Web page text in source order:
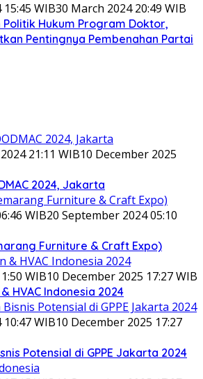
WIB30 March 2024 20:49 WIB
Politik Hukum Program Doktor,
Pentingnya Pembenahan Partai
21:11 WIB10 December 2025
2024, Jakarta
WIB20 September 2024 05:10
Furniture & Craft Expo)
WIB10 December 2025 17:27 WIB
HVAC Indonesia 2024
WIB10 December 2025 17:27
Potensial di GPPE Jakarta 2024